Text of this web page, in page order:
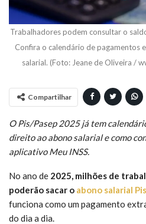
Trabalhadores podem consultar o
Confira o calendário de pagamentos
salarial. (Foto: Jeane de Oliveira /
Compartilhar
O Pis/Pasep 2025 já tem
direito ao abono salarial e como
aplicativo Meu INSS.
No ano de 2025, milhões de
poderão sacar o abono salarial
funciona como um pagamento
do dia a dia.